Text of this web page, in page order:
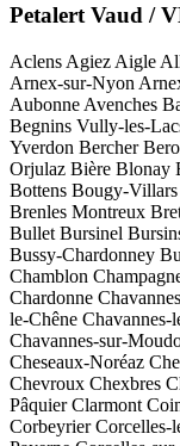
Petalert Vaud /
Aclens Agiez Aigle
Arnex-sur-Nyon
Aubonne Avenches
Begnins Vully-les-
Yverdon Bercher
Orjulaz Bière Blonay
Bottens Bougy-Villars
Brenles Montreux
Bullet Bursinel
Bussy-Chardonney
Chamblon
Chardonne
le-Chêne Chavannes-
Chavannes-sur-
Cheseaux-Noréaz
Chevroux Chexbres
Pâquier Clarmont
Corbeyrier Corcelles-